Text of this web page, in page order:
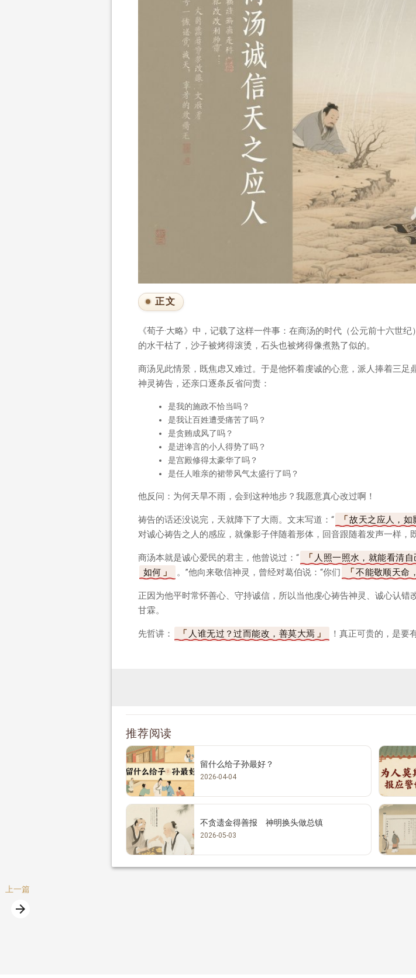
正文
《荀子·大略》中，记载了这样一件事：在商汤的时代（公元前十六世
的水干枯了，沙子被烤得滚烫，石头也被烤得像煮熟了似的。
商汤见此情景，既焦虑又难过。于是他怀着虔诚的心意，派人捧着三
神灵祷告，还亲口逐条反省问责：
是我的施政不恰当吗？
是我让百姓遭受痛苦了吗？
是贪贿成风了吗？
是进谗言的小人得势了吗？
是宫殿修得太豪华了吗？
是任人唯亲的裙带风气太盛行了吗？
他反问：为何天旱不雨，会到这种地步？我愿意真心改过啊！
祷告的话还没说完，天就降下了大雨。文末写道：“ 故天之应人，如
对诚心祷告之人的感应，就像影子伴随着形体，回音跟随着发声一样，
商汤本就是诚心爱民的君主，他曾说过：“
人照一照水，就能看清
如何
。”他向来敬信神灵，曾经对葛伯说：“你们 不能敬顺天命
正因为他平时常怀善心、守持诚信，所以当他虔心祷告神灵、诚心认
甘霖。
先哲讲： 人谁无过？过而能改，善莫大焉 ！真正可贵的，是要
推荐阅读
留什么给子孙最好？
2026-04-04
不贪遗金得善报 神明换头做总镇
2026-05-03
一篇
arrow_forward